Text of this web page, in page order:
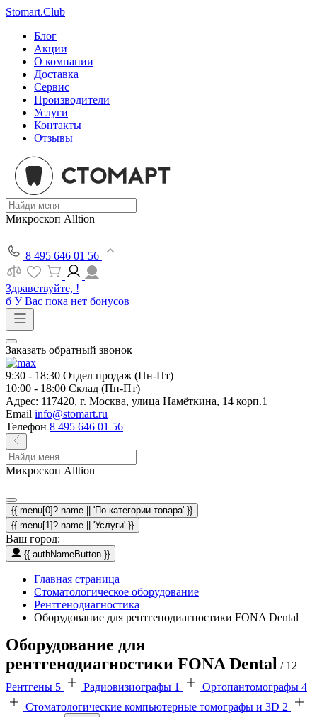
Stomart.Club
Блог
Акции
О компании
Доставка
Сервис
Производители
Услуги
Контакты
Отзывы
Микроскоп Alltion
8 495 646 01 56
Здравствуйте, !
б У Вас пока нет бонусов
Заказать обратный звонок
9:30 - 18:30 Отдел продаж (Пн-Пт)
10:00 - 18:00 Склад (Пн-Пт)
Адрес: 117420, г. Москва, улица Намёткина, 14 корп.1
Email info@stomart.ru
Телефон 8 495 646 01 56
Микроскоп Alltion
{{ menu[0]?.name || 'По категории товара' }}
{{ menu[1]?.name || 'Услуги' }}
Ваш город:
{{ authNameButton }}
Главная страница
Стоматологическое оборудование
Рентгенодиагностика
Оборудование для рентгенодиагностики FONA Dental
Оборудование для
рентгенодиагностики FONA Dental / 12
Рентгены 5 Радиовизиографы 1 Ортопантомографы 4
Стоматологические компьютерные томографы и 3D 2